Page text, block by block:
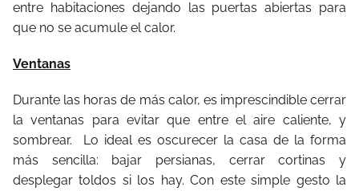
entre habitaciones dejando las puertas abiertas para
que no se acumule el calor.
Ventanas
Durante las horas de más calor, es imprescindible cerrar
la ventanas para evitar que entre el aire caliente, y
sombrear.
Lo ideal es oscurecer la casa de la forma
más sencilla: bajar persianas, cerrar cortinas y
desplegar toldos si los hay. Con este simple gesto la